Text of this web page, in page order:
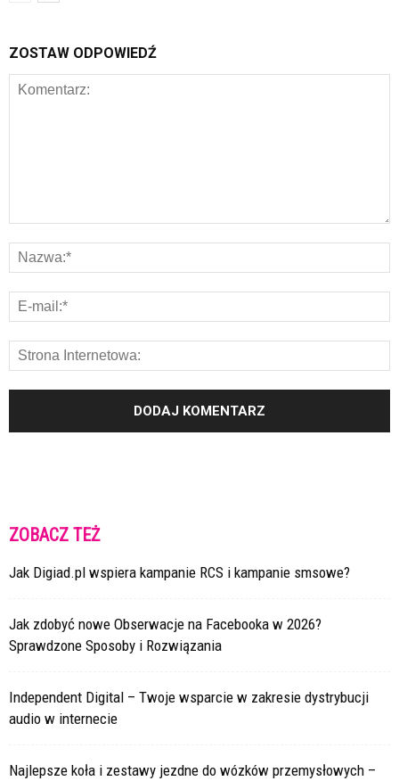
ZOSTAW ODPOWIEDŹ
ZOBACZ TEŻ
Jak Digiad.pl wspiera kampanie RCS i kampanie smsowe?
Jak zdobyć nowe Obserwacje na Facebooka w 2026?
Sprawdzone Sposoby i Rozwiązania
Independent Digital – Twoje wsparcie w zakresie dystrybucji
audio w internecie
Najlepsze koła i zestawy jezdne do wózków przemysłowych –